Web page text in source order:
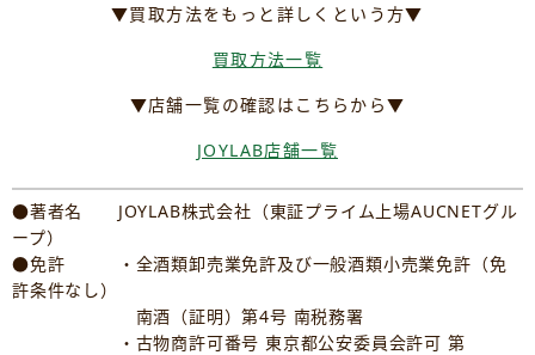
▼買取方法をもっと詳しくという方▼
買取方法一覧
▼店舗一覧の確認はこちらから▼
JOYLAB店舗一覧
●著者名 JOYLAB株式会社（東証プライム上場AUCNETグル
ープ）
●免許 ・全酒類卸売業免許及び一般酒類小売業免許（免
許条件なし）
南酒（証明）第4号 南税務署
・古物商許可番号 東京都公安委員会許可 第